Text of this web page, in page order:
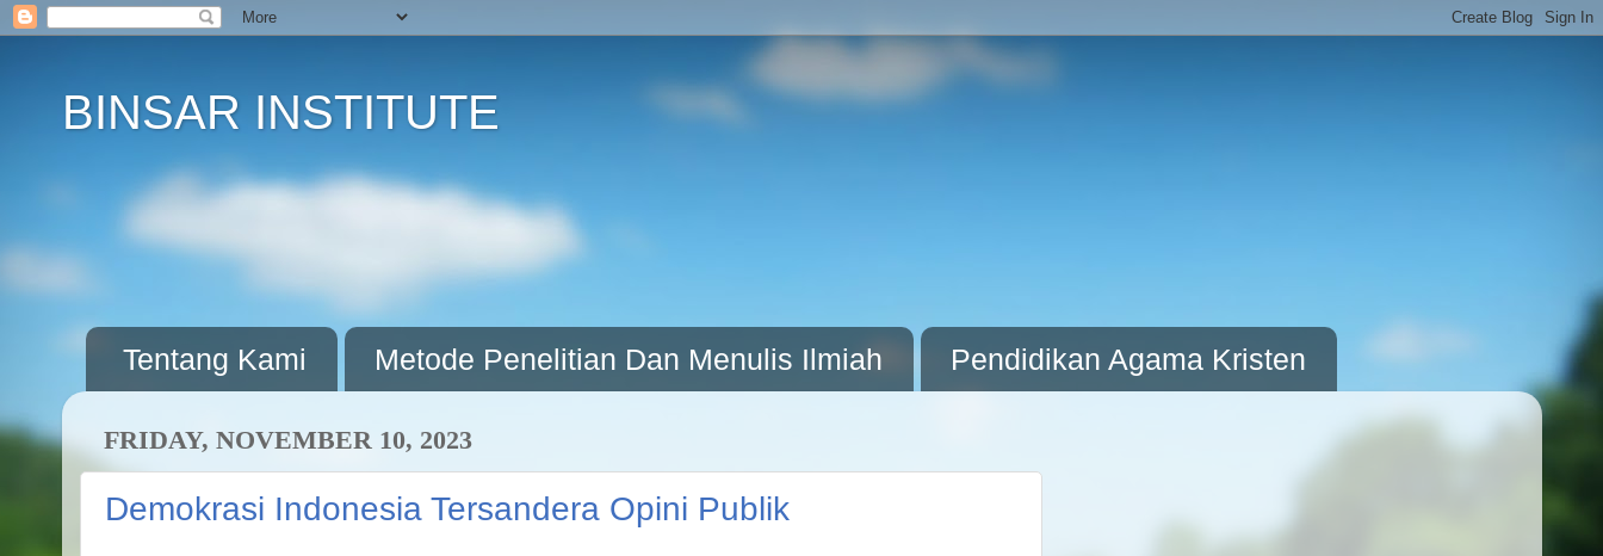
BINSAR INSTITUTE
Tentang Kami Metode Penelitian Dan Menulis Ilmiah Pendidikan Agama Kristen
FRIDAY, NOVEMBER 10, 2023
Demokrasi Indonesia Tersandera Opini Publik